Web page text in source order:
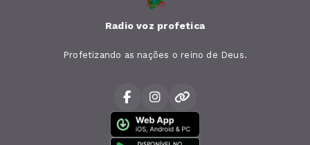
Radio voz profetica
Profetizando as nações o reino de Deus.